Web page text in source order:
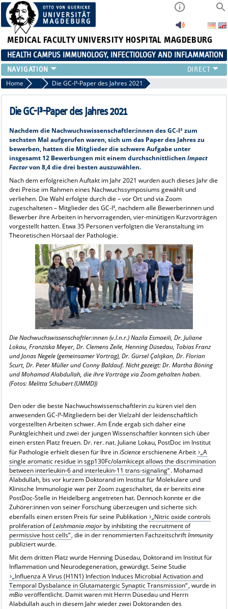
MEDICAL FACULTY UNIVERSITY HOSPITAL MAGDEBURG
HEALTH CAMPUS IMMUNOLOGY, INFECTIOLOGY AND INFLAMMATION
CURRENT EVENTS
PAPER OF THE YEAR
ABOUT US
LINKS
CONTACT US
NEWS
Home Paper of the year
Die GC-I³-Paper des Jahres 2021
Die GC-I³-Paper des Jahres 2021
Nachdem die Nachwuchswissenschaftler:innen des GC-I³ zum
sechsten Mal aufgerufen waren, sich um das Paper des Jahres zu
bewerben, hatten die Mitglieder die schwere Aufgabe unter
insgesamt 12 Bewerbungen mit einem durchschnittlichen Impact
Factorvon 8,4 die drei besten auszuwählen.
Nach dem erfolgreichen Auftakt im Jahr 2021 wurden auch dieses Jahr die
drei Preise im Rahmen eines Nachwuchssymposiums gewählt und
verliehen. Die Wahl erfolgte durch die – vor Ort und via Zoom
zugeschalteten – Mitglieder des GC-I³, nachdem alle Bewerberinnen und
Bewerber ihre Arbeiten in hervorragenden, vier-minütigen Kurzvorträgen
vorgestellt hatten. Etwa 35 Personen verfolgten die Veranstaltung im
Theoretischen Hörsaal der Pathologie.
Die Nachwuchswissenschaftler:innen (v.l.n.r.) Nazila Esmaeili, Dr. Juliane
Lokau, Franziska Meyer, Dr. Clemens Zeile, Henning Düsedau, Tobias Franz
und Jonas Negele (gemeinsamer Vortrag), Dr. Gürsel Çalışkan, Dr. Florian
Scurt, Dr. Peter Müller und Conny Baldauf. Nicht gezeigt: Dr. Martha Böning
und Mohamad Alabdullah, die ihre Vorträge via Zoom gehalten haben.
(Fotos: Melitta Schubert (UMMD))
Den oder die beste Nachwuchswissenschaftlerin zu küren viel den
anwesenden GC-I³-Mitgliedern bei der Vielzahl der leidenschaftlich
vorgestellten Arbeiten schwer. Am Ende ergab sich daher eine
Punktgleichheit und zwei der jungen Wissenschaftler konnten sich über
einen ersten Platz freuen. Dr. rer. nat. Juliane Lokau, PostDoc im Institut
für Pathologie erhielt diesen für Ihre iniScienceerschienene Arbeit „A
single aromatic residue in sgp130Fc/olamkicept allows the discrimination
between interleukin-6 and interleukin-11 trans-signaling“. Mohamad
Alabdullah, bis vor kurzem Doktorand im Institut für Molekulare und
Klinische Immunologie war per Zoom zugeschaltet, da er bereits eine
PostDoc-Stelle in Heidelberg angetreten hat. Dennoch konnte er die
Zuhörer:innen von seiner Forschung überzeugen und sicherte sich
ebenfalls einen ersten Preis für seine Publikation „Nitric oxide controls
proliferation ofLeishmania majorby inhibiting the recruitment of
permissive host cells“, die in der renommierten FachzeitschriftImmunity
publiziert wurde.
Mit dem dritten Platz wurde Henning Düsedau, Doktorand im Institut für
Inflammation und Neurodegeneration, gewürdigt. Seine Studie
„Influenza A Virus (H1N1) Infection Induces Microbial Activation and
Temporal Dysbalance in Glutamatergic Synaptic Transmission“, wurde in
mBioveröffentlicht. Damit waren mit Herrn Düsedau und Herrn
Alabdullah auch in diesem Jahr wieder zwei Doktoranden des